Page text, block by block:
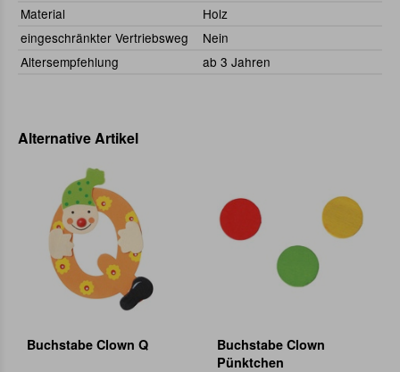
Material
Holz
eingeschränkter Vertriebsweg
Nein
Altersempfehlung
ab 3 Jahren
Alternative Artikel
Buchstabe Clown Q
Buchstabe Clown
Pünktchen